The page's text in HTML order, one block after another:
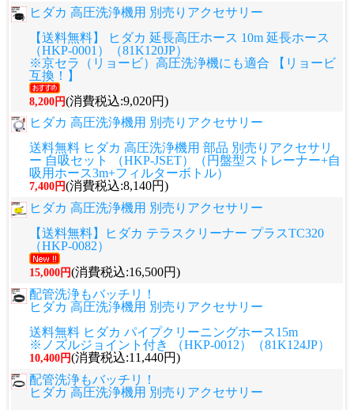
ヒダカ 高圧洗浄機用 別売りアクセサリー
【送料無料】 ヒダカ 延長高圧ホース 10m 延長ホース
（HKP-0001）（81K120JP）
※京セラ（リョービ）高圧洗浄機にも適合 【リョービ
互換！】
8,200円(消費税込:9,020円)
ヒダカ 高圧洗浄機用 別売りアクセサリー
送料無料 ヒダカ 高圧洗浄機用 部品 別売りアクセサリ
ー 自吸セット （HKP-JSET）（円盤型ストレーナー+自
吸用ホース3m+フィルターボトル）
7,400円(消費税込:8,140円)
ヒダカ 高圧洗浄機用 別売りアクセサリー
【送料無料】ヒダカ テラスクリーナー プラスTC320
（HKP-0082）
15,000円(消費税込:16,500円)
配管洗浄もバッチリ！
ヒダカ 高圧洗浄機用 別売りアクセサリー
送料無料 ヒダカ パイプクリーニングホース15m
※ノズルジョイント付き （HKP-0012）（81K124JP）
10,400円(消費税込:11,440円)
配管洗浄もバッチリ！
ヒダカ 高圧洗浄機用 別売りアクセサリー